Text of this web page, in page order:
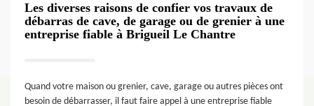
Les diverses raisons de confier vos travaux de
débarras de cave, de garage ou de grenier à une
entreprise fiable à Brigueil Le Chantre
Quand votre maison ou grenier, cave, garage ou autres pièces ont
besoin de débarrasser, il faut faire appel à une entreprise fiable